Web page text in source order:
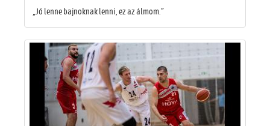
„Jó lenne bajnoknak lenni, ez az álmom.”